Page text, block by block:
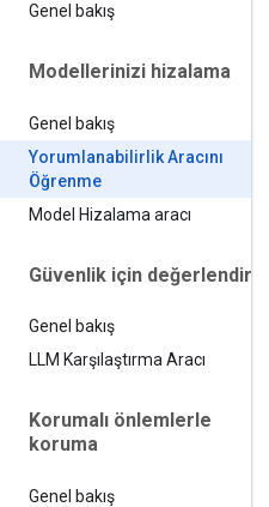
Genel bakış
Modellerinizi hizalama
Genel bakış
Yorumlanabilirlik Aracını
Öğrenme
Model Hizalama aracı
Güvenlik için değerlendirin
Genel bakış
LLM Karşılaştırma Aracı
Korumalı önlemlerle
koruma
Genel bakış